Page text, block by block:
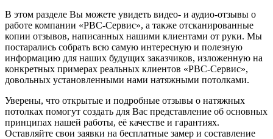
В этом разделе Вы можете увидеть видео- и аудио-отзывы о
работе компании «РВС-Сервис», а также отсканированные
копии отзывов, написанных нашими клиентами от руки. Мы
постарались собрать всю самую интересную и полезную
информацию для наших будущих заказчиков, изложенную на
конкретных примерах реальных клиентов «РВС-Сервис»,
довольных установленными нами натяжными потолками.
Уверены, что открытые и подробные отзывы о натяжных
потолках помогут создать для Вас представление об основных
принципах нашей работы, её качестве и гарантиях.
Оставляйте свои заявки на бесплатные замер и составление